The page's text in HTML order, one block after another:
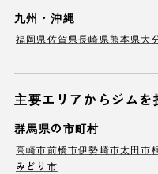
九州・沖縄
福岡県佐賀県長崎県熊本県大
主要エリアからジムを
群馬県の市町村
高崎市前橋市伊勢崎市太田市
みどり市